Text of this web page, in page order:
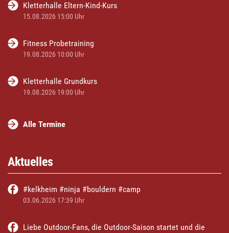
Kletterhalle Eltern-Kind-Kurs
15.08.2026 15:00 Uhr
Fitness Probetraining
19.08.2026 10:00 Uhr
Kletterhalle Grundkurs
19.08.2026 19:00 Uhr
Alle Termine
Aktuelles
#kelkheim #ninja #bouldern #camp
03.06.2026 17:39 Uhr
Liebe Outdoor-Fans, die Outdoor-Saison startet und die